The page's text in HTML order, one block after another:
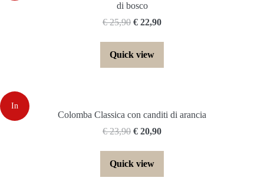
di bosco
€25,90 € 22,90
Quick view
In
Colomba Classica con canditi di arancia
€23,90 € 20,90
Quick view